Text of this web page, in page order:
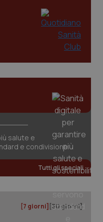
salute e
e condivisione
Tutti gli speciali
[7 giorni] [30 giorni]
www.quotidianosanita.it